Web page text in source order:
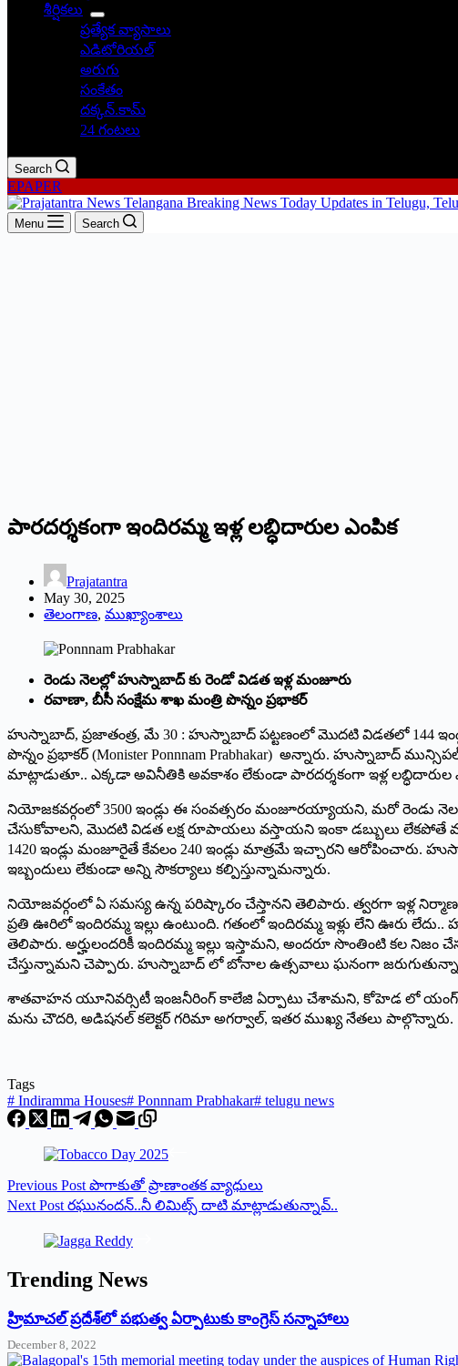
శీర్షికలు
ప్రత్యేక వ్యాసాలు
ఎడిటోరియల్
అరుగు
సంకేతం
దక్కన్.కామ్
24 గంటలు
Search
EPAPER
Menu Search
పారదర్శకంగా ఇందిర‌మ్మ‌ ఇళ్ల లబ్ధిదారుల ఎంపిక
Prajatantra
May 30, 2025
తెలంగాణ, ముఖ్యాంశాలు
రెండు నెలల్లో హుస్నాబాద్ కు రెండో విడత ఇళ్ల‌ మంజూరు
ర‌వాణా, బీసీ సంక్షేమ శాఖ‌ మంత్రి పొన్నం ప్రభాకర్
హుస్నాబాద్, ప్ర‌జాతంత్ర‌, మే 30 : హుస్నాబాద్ పట్టణంలో మొదటి విడతలో 144
పొన్నం ప్రభాకర్ (Monister Ponnnam Prabhakar) అన్నారు. హుస్నాబాద్
మాట్లాడుతూ.. ఎక్కడా అవినీతికి అవకాశం లేకుండా పారదర్శకంగా ఇళ్ల లబ్ధిదారుల
నియోజకవర్గంలో 3500 ఇండ్లు ఈ సంవత్సరం మంజూరయ్యాయని, మరో రెండు
చేసుకోవాలని, మొదటి విడత లక్ష రూపాయలు వస్తాయని ఇంకా డబ్బులు లేకపోతే
1420 ఇండ్లు మంజూరైతే కేవ‌లం 240 ఇండ్లు మాత్రమే ఇచ్చారని ఆరోపించారు.
ఇబ్బందులు లేకుండా అన్ని సౌకర్యాలు కల్పిస్తున్నామ‌న్నారు.
నియోజవర్గంలో ఏ సమస్య ఉన్న పరిష్కారం చేస్తానని తెలిపారు. త్వరగా ఇళ్ల
ప్రతి ఊరిలో ఇందిరమ్మ ఇల్లు ఉంటుంది. గతంలో ఇందిరమ్మ ఇళ్లు లేని ఊరు
తెలిపారు. అర్హులందరికీ ఇందిరమ్మ ఇల్లు ఇస్తామ‌ని, అందరూ సొంతింటి కల నిజం
చేస్తున్నామ‌ని చెప్పారు. హుస్నాబాద్ లో బోనాల ఉత్సవాలు ఘనంగా
శాతవాహన యూనివర్సిటీ ఇంజనీరింగ్ కాలేజి ఏర్పాటు చేశామ‌ని, కోహెడ లో యంగ్ ఇండియా
మను చౌదరి, అడిషనల్ కలెక్టర్ గరిమా అగర్వాల్, ఇతర ముఖ్య నేతలు పాల్గొన్నారు.
Tags
# Indiramma Houses# Ponnnam Prabhakar# telugu news
Previous Post పొగాకుతో ప్రాణాంత‌క వ్యాధులు
Next Post రఘునందన్‌..‌నీ లిమిట్స్ ‌దాటి మాట్లాడుతున్నావ్‌..
Trending News
‌హ్రిమాచల్‌ ‌ప్రదేశ్‌లో పభుత్వ ఏర్పాటుకు కాంగ్రెస్‌ ‌సన్నాహాలు
December 8, 2022